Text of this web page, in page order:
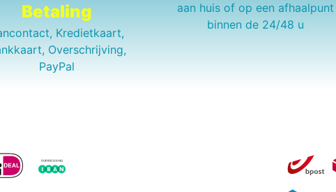
Betaling
Kredietkaart,
Overschrijving,
PayPal
aan huis of op een afhaalpunt
binnen de 24/48 u